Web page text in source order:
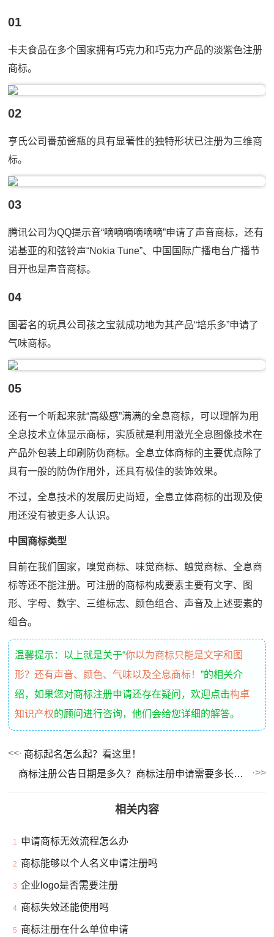
01
卡夫食品在多个国家拥有巧克力和巧克力产品的淡紫色注册
商标。
02
亨氏公司番茄酱瓶的具有显著性的独特形状已注册为三维商
标。
03
腾讯公司为QQ提示音“嘀嘀嘀嘀嘀嘀”申请了声音商标，还有
诺基亚的和弦铃声“Nokia Tune”、中国国际广播电台广播节
目开也是声音商标。
04
国著名的玩具公司孩之宝就成功地为其产品“培乐多”申请了
气味商标。
05
还有一个听起来就“高级感”满满的全息商标，可以理解为用
全息技术立体显示商标，实质就是利用激光全息图像技术在
产品外包装上印刷防伪商标。全息立体商标的主要优点除了
具有一般的防伪作用外，还具有极佳的装饰效果。
不过，全息技术的发展历史尚短，全息立体商标的出现及使
用还没有被更多人认识。
中国商标类型
目前在我们国家，嗅觉商标、味觉商标、触觉商标、全息商
标等还不能注册。可注册的商标构成要素主要有文字、图
形、字母、数字、三维标志、颜色组合、声音及上述要素的
组合。
温馨提示：以上就是关于“你以为商标只能是文字和图
形？还有声音、颜色、气味以及全息商标！”的相关介
绍，如果您对商标注册申请还存在疑问，欢迎点击构卓
知识产权的顾问进行咨询，他们会给您详细的解答。
商标起名怎么起？看这里！
商标注册公告日期是多久？商标注册申请需要多长时间？
相关内容
1 申请商标无效流程怎么办
2 商标能够以个人名义申请注册吗
3 企业logo是否需要注册
4 商标失效还能使用吗
5 商标注册在什么单位申请